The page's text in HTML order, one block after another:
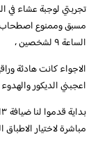
تجربتي لوجبة عشاء في
مسبق وممنوع اصطحاب
الساعة ٩ لشخصين ،
الاجواء كانت هادئة
اعجبني الديكور والهدوء
مباشرة لاختيار الاطباق